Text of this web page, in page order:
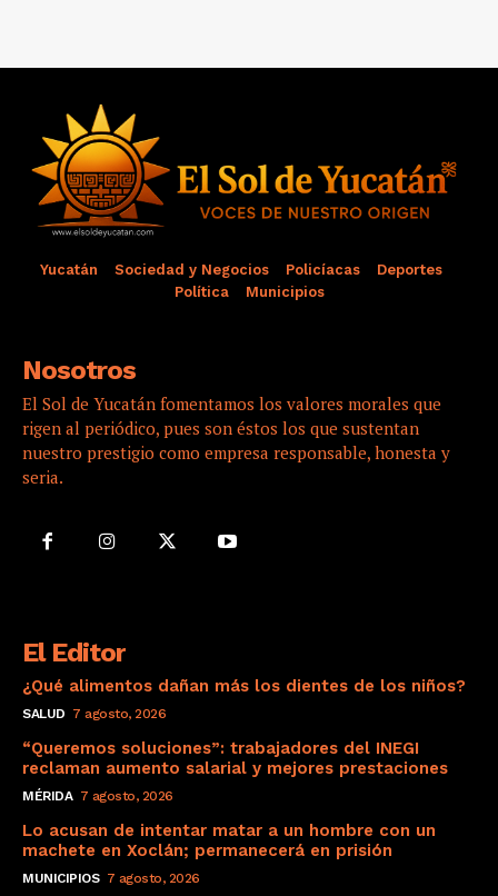
Yucatán Sociedad y Negocios Policíacas
Deportes
Política
Municipios
Nosotros
El Sol de Yucatán fomentamos los valores morales que
rigen al periódico, pues son éstos los que sustentan
nuestro prestigio como empresa responsable, honesta y
seria.
El Editor
¿Qué alimentos dañan más los dientes de los niños?
SALUD 7 agosto, 2026
“Queremos soluciones”: trabajadores del INEGI
reclaman aumento salarial y mejores prestaciones
MÉRIDA 7 agosto, 2026
Lo acusan de intentar matar a un hombre con un
machete en Xoclán; permanecerá en prisión
MUNICIPIOS 7 agosto, 2026